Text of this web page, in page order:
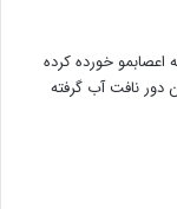
خورده کرده
دور نافت آب گرفته